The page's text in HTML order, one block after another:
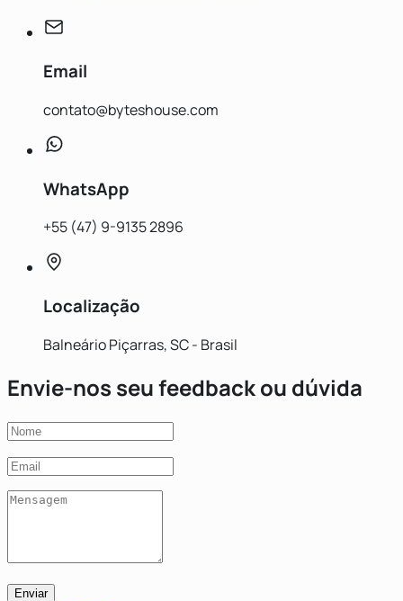
Email
contato@byteshouse.com
WhatsApp
+55 (47) 9-9135 2896
Localização
Balneário Piçarras, SC - Brasil
Envie-nos seu feedback ou dúvida
Enviar